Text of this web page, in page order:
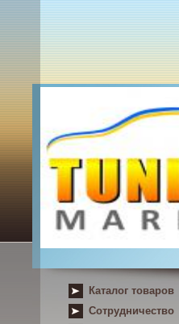
Каталог товаров
Сотрудничество